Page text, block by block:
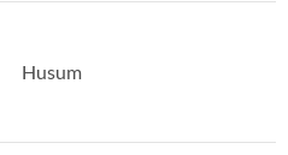
Husum